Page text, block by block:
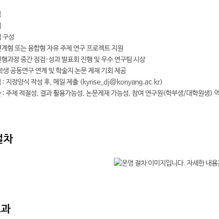
구성
형 또는 융합형 자유 주제 연구 프로젝트 지원
과정 중간 점검·성과 발표회 진행 및 우수 연구팀 시상
생 공동연구 연계 및 학술지 논문 게재 기회 제공
: 지정양식 작성 후, 메일 제출 (kyrise_dj@konyang.ac.kr)
: 주제 적절성, 결과 활용가능성, 논문게재 가능성, 참여 연구원(학부생/대학원생)
차